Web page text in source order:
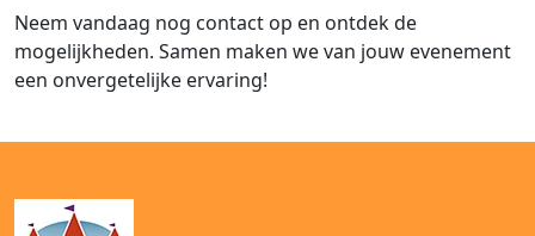
Neem vandaag nog contact op en ontdek de
mogelijkheden. Samen maken we van jouw evenement
een onvergetelijke ervaring!